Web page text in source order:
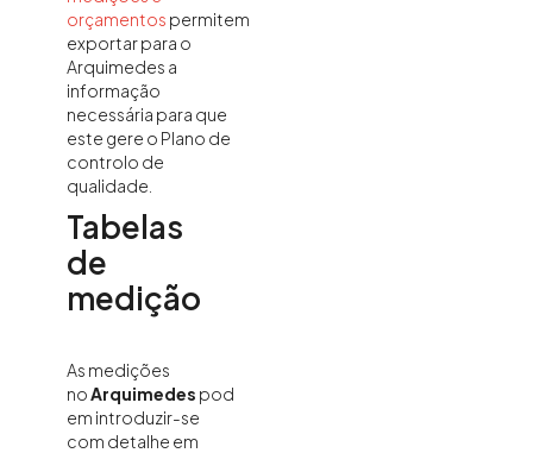
orçamentos permitem
exportar para o
Arquimedes a
informação
necessária para que
este gere o Plano de
controlo de
qualidade.
Tabelas
de
medição
As medições
noArquimedes pod
em introduzir-se
com detalhe em